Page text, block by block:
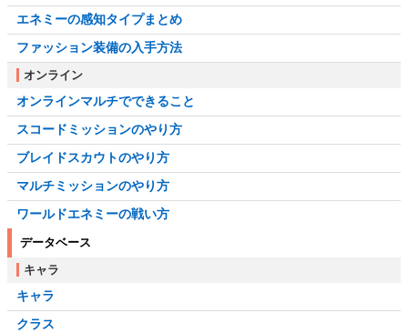
エネミーの感知タイプまとめ
ファッション装備の入手方法
オンライン
オンラインマルチでできること
スコードミッションのやり方
ブレイドスカウトのやり方
マルチミッションのやり方
ワールドエネミーの戦い方
データベース
キャラ
キャラ
クラス